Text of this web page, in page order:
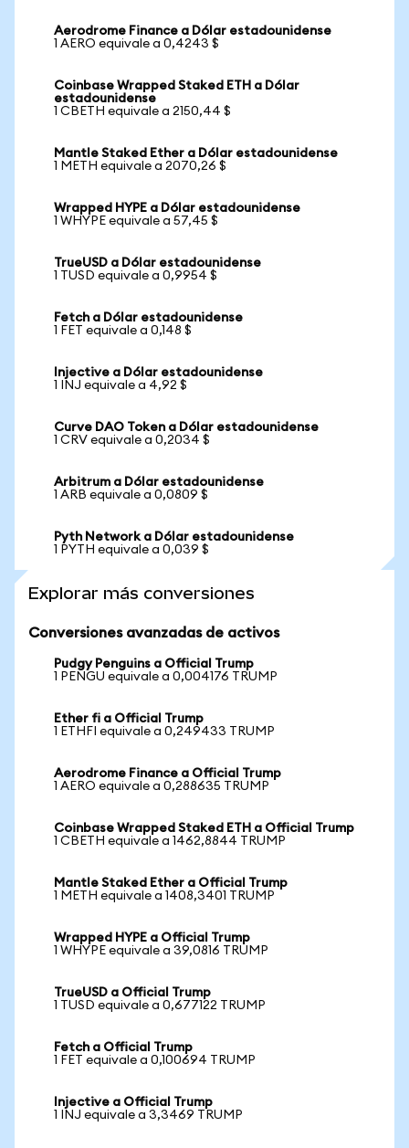
Aerodrome Finance a Dólar estadounidense
1 AERO equivale a 0,4243 $
Coinbase Wrapped Staked ETH a Dólar
estadounidense
1 CBETH equivale a 2150,44 $
Mantle Staked Ether a Dólar estadounidense
1 METH equivale a 2070,26 $
Wrapped HYPE a Dólar estadounidense
1 WHYPE equivale a 57,45 $
TrueUSD a Dólar estadounidense
1 TUSD equivale a 0,9954 $
Fetch a Dólar estadounidense
1 FET equivale a 0,148 $
Injective a Dólar estadounidense
1 INJ equivale a 4,92 $
Curve DAO Token a Dólar estadounidense
1 CRV equivale a 0,2034 $
Arbitrum a Dólar estadounidense
1 ARB equivale a 0,0809 $
Pyth Network a Dólar estadounidense
1 PYTH equivale a 0,039 $
Explorar más conversiones
Conversiones avanzadas de activos
Pudgy Penguins a Official Trump
1 PENGU equivale a 0,004176 TRUMP
Ether fi a Official Trump
1 ETHFI equivale a 0,249433 TRUMP
Aerodrome Finance a Official Trump
1 AERO equivale a 0,288635 TRUMP
Coinbase Wrapped Staked ETH a Official Trump
1 CBETH equivale a 1462,8844 TRUMP
Mantle Staked Ether a Official Trump
1 METH equivale a 1408,3401 TRUMP
Wrapped HYPE a Official Trump
1 WHYPE equivale a 39,0816 TRUMP
TrueUSD a Official Trump
1 TUSD equivale a 0,677122 TRUMP
Fetch a Official Trump
1 FET equivale a 0,100694 TRUMP
Injective a Official Trump
1 INJ equivale a 3,3469 TRUMP